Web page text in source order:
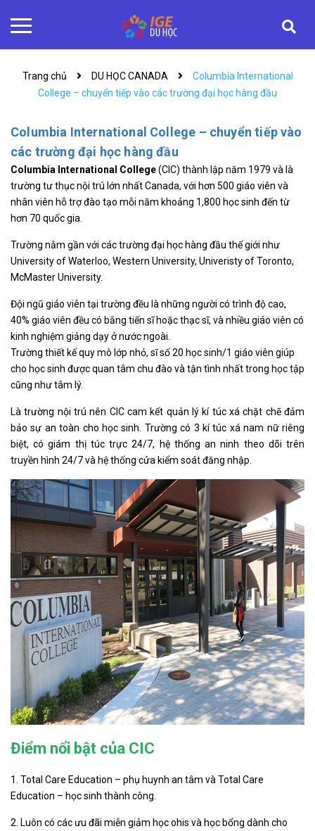
Trang chủ DU HỌC CANADA
Columbia International
College – chuyển tiếp vào các trường đại học hàng đầu
Columbia International College – chuyển tiếp vào
các trường đại học hàng đầu
Columbia International College(CIC) thành lập năm 1979 và là
trường tư thục nội trú lớn nhất Canada, với hơn 500 giáo viên và
nhân viên hỗ trợ đào tạo mỗi năm khoảng 1,800 học sinh đến từ
hơn 70 quốc gia.
Trường nằm gần với các trường đại học hàng đầu thế giới như
University of Waterloo, Western University, Univeristy of Toronto,
McMaster University.
Đội ngũ giáo viên tại trường đều là những người có trình độ cao,
40% giáo viên đều có bằng tiến sĩ hoặc thạc sĩ, và nhiều giáo viên có
kinh nghiệm giảng dạy ở nước ngoài.
Trường thiết kế quy mô lớp nhỏ, sĩ số 20 học sinh/1 giáo viên giúp
cho học sinh được quan tâm chu đào và tận tình nhất trong học tập
cũng như tâm lý.
Là trường nội trú nên CIC cam kết quản lý kí túc xá chặt chẽ đảm
bảo sự an toàn cho học sinh. Trường có 3 kí túc xá nam nữ riêng
biệt, có giám thị túc trực 24/7, hệ thống an ninh theo dõi trên
truyền hình 24/7 và hệ thống cửa kiểm soát đăng nhập.
Điểm nổi bật của CIC
1. Total Care Education – phụ huynh an tâm và Total Care
Education – học sinh thành công.
2. Luôn có các ưu đãi miễn giảm học ohis và học bổng dành cho